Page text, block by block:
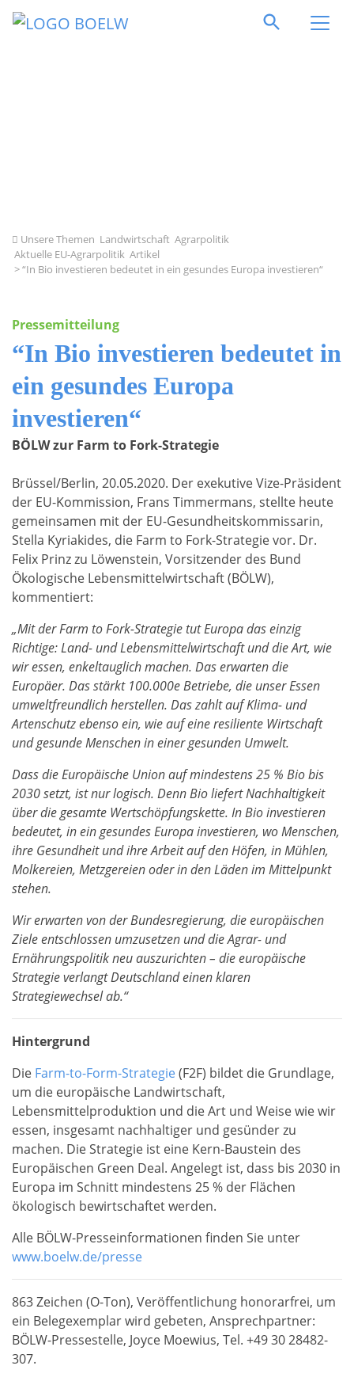
Unsere Themen Landwirtschaft Agrarpolitik
Aktuelle EU-Agrarpolitik Artikel
> “In Bio investieren bedeutet in ein gesundes Europa investieren“
Pressemitteilung
“In Bio investieren bedeutet in
ein gesundes Europa
investieren“
BÖLW zur Farm to Fork-Strategie
Brüssel/Berlin, 20.05.2020. Der exekutive Vize-Präsident
der EU-Kommission, Frans Timmermans, stellte heute
gemeinsamen mit der EU-Gesundheitskommissarin,
Stella Kyriakides, die Farm to Fork-Strategie vor. Dr.
Felix Prinz zu Löwenstein, Vorsitzender des Bund
Ökologische Lebensmittelwirtschaft (BÖLW),
kommentiert:
„Mit der Farm to Fork-Strategie tut Europa das einzig
Richtige: Land- und Lebensmittelwirtschaft und die Art, wie
wir essen, enkeltauglich machen. Das erwarten die
Europäer. Das stärkt 100.000e Betriebe, die unser Essen
umweltfreundlich herstellen. Das zahlt auf Klima- und
Artenschutz ebenso ein, wie auf eine resiliente Wirtschaft
und gesunde Menschen in einer gesunden Umwelt.
Dass die Europäische Union auf mindestens 25 % Bio bis
2030 setzt, ist nur logisch. Denn Bio liefert Nachhaltigkeit
über die gesamte Wertschöpfungskette. In Bio investieren
bedeutet, in ein gesundes Europa investieren, wo Menschen,
ihre Gesundheit und ihre Arbeit auf den Höfen, in Mühlen,
Molkereien, Metzgereien oder in den Läden im Mittelpunkt
stehen.
Wir erwarten von der Bundesregierung, die europäischen
Ziele entschlossen umzusetzen und die Agrar- und
Ernährungspolitik neu auszurichten – die europäische
Strategie verlangt Deutschland einen klaren
Strategiewechsel ab.“
Hintergrund
Die Farm-to-Form-Strategie(F2F) bildet die Grundlage,
um die europäische Landwirtschaft,
Lebensmittelproduktion und die Art und Weise wie wir
essen, insgesamt nachhaltiger und gesünder zu
machen. Die Strategie ist eine Kern-Baustein des
Europäischen Green Deal. Angelegt ist, dass bis 2030 in
Europa im Schnitt mindestens 25 % der Flächen
ökologisch bewirtschaftet werden.
Alle BÖLW-Presseinformationen finden Sie unter
www.boelw.de/presse
863 Zeichen (O-Ton), Veröffentlichung honorarfrei, um
ein Belegexemplar wird gebeten, Ansprechpartner:
BÖLW-Pressestelle, Joyce Moewius, Tel. +49 30 28482-
307.